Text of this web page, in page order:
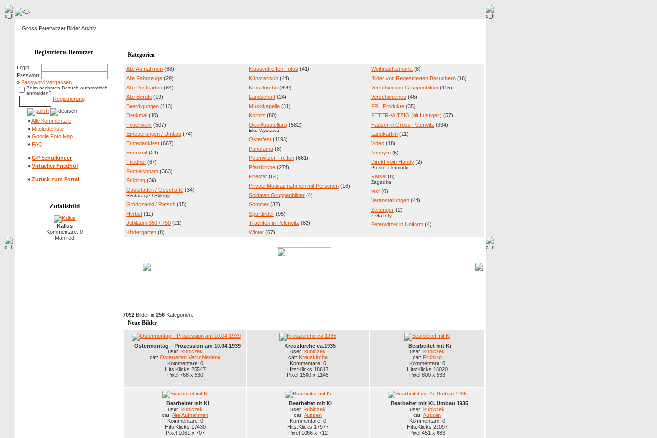
Gross Peterwitzer Bilder Archiv
Registrierte Benutzer
Login:
Passwort:
» Password vergessen
Beim nächsten Besuch automatisch
anmelden?
Registrierung
»Alle Kommentare
» Mitgliederliste
» Google Foto Map
» FAQ
» GP Schulkinder
» Virtueller Friedhof
» Zurück zum Portal
Zufallsbild
Kallus
Kommentare: 0
Manfred
Kategorien
Alte Aufnahmen (68)
Alte Fahrzeuge (29)
Alte Postkarten (84)
Alte Berufe (19)
Beerdigungen (113)
Denkmal (10)
Feuerwehr (507)
Erneuerungen / Umbau (74)
Erntedankfest (667)
Erntezeit (24)
Friedhof (67)
Fronleichnam (363)
Frühling (36)
Gaststätten / Geschäfte (34)
Restaracje / Sklepy
Gródczanki / Ratsch (15)
Herbst (11)
Jubiläum 350 / 750 (21)
Kindergarten (8)
Klassentreffen Fotos (41)
Künstlerisch (44)
Kreuzkirche (899)
Landschaft (24)
Musikkapelle (31)
Kornitz (80)
Öko Ausstellung (582)
Eko Wystawa
Osterfest (1193)
Panorama (8)
Peterwitzer Treffen (661)
Pfarrkirche (274)
Priester (64)
Private Motivaufnahmen mit Personen (16)
Soldaten Gruppenbilder (4)
Sommer (32)
Sportbilder (95)
Trachten in Peterwitz (82)
Winter (67)
Weihnachtsmarkt (8)
Bilder von Regestrierten Besuchern (16)
Verschiedene Gruppenbilder (115)
Verschiedenes (46)
PRL Produkte (35)
PETER-WITZIG (alt Lustiges) (57)
Häuser in Gross Peterwitz (334)
Landkarten (11)
Video (18)
Anonym (5)
Direkt vom Handy (2)
Prosto z komórki
Rätsel (8)
Zagadka
test (0)
Veranstaltungen (44)
Zeitungen (2)
Z Gazety
Peterwitzer in Uniform (4)
7052 Bilder in 256 Kategorien.
Neue Bilder
Ostermontag – Prozession am 10.04.1939
user: kubiczek
cat: Osterreiten Verschiedene
Kommentare: 0
Hits:Klicks 25547
Pixel 768 x 530
Kreuzkirche ca.1935
user: kubiczek
cat: Kreuzkirche
Kommentare: 0
Hits:Klicks 18617
Pixel 1500 x 1145
Bearbeitet mit Ki
user: kubiczek
cat: Frühling
Kommentare: 0
Hits:Klicks 18020
Pixel 800 x 533
Bearbeitet mit Ki
user: kubiczek
cat: Alte Aufnahmen
Kommentare: 0
Hits:Klicks 17430
Pixel 1061 x 707
Bearbeitet mit Ki
user: kubiczek
cat: Aussen
Kommentare: 0
Hits:Klicks 17977
Pixel 1066 x 712
Bearbeitet mit Ki. Umbau 1935
user: kubiczek
cat: Aussen
Kommentare: 0
Hits:Klicks 21097
Pixel 451 x 683